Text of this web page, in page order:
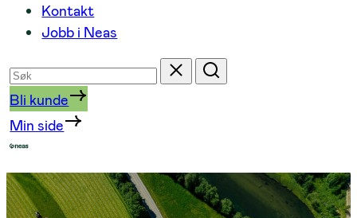
Kontakt
Jobb i Neas
Søk
etter
Tilbakestill
Søk
Bli kunde
Min side